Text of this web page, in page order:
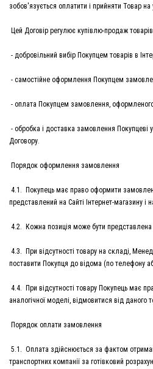
зобов'язується оплатити і прийняти Товар
Цей Договір регулює купівлю-продаж
- добровільний вибір Покупцем товарів в
- самостійне оформлення Покупцем
- оплата Покупцем замовлення, оформленого
- обробка і доставка замовлення Покупцеві
Договору.
Порядок оформлення замовлення
4.1. Покупець має право оформити
представлений на Сайті Інтернет-магазину і
4.2. Кожна позиція може бути представлена
4.3. При відсутності товару на складі,
поставити Покупця до відома (по телефону
4.4. При відсутності товару Покупець має
аналогічної моделі, відмовитися від
Порядок оплати замовлення
5.1. Оплата здійснюється за фактом
транспортних компанії за готівковий